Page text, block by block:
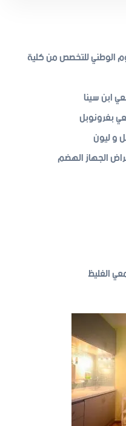
الوطني للتخصص من كلية
ابن سينا
بغرونوبل
و ليون
الجهاز الهضم
الغليظ